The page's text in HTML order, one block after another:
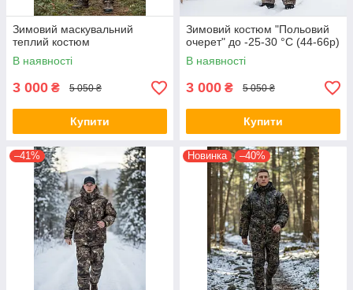
Зимовий маскувальний
теплий костюм
В наявності
3 000 ₴ 5 050 ₴
Купити
Зимовий костюм "Польовий
очерет" до -25-30 °C (44-66р)
В наявності
3 000 ₴ 5 050 ₴
Купити
–41% Новинка –40%